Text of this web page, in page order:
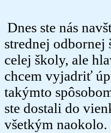
Dnes ste nás
strednej
celej školy, ale
chcem vyjadriť
takýmto
ste dostali do
všetkým naokolo.